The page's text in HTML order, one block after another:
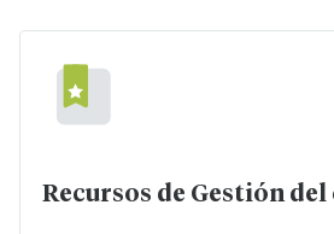
Recursos de Gestión